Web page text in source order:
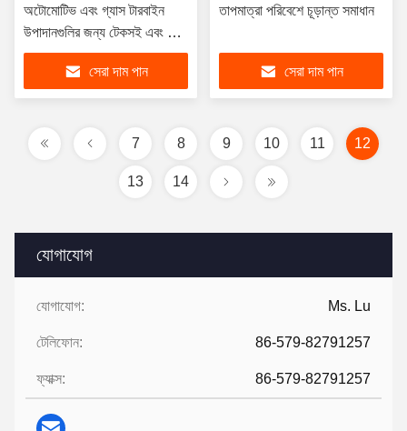
যোগাযোগ
যোগাযোগ: Ms. Lu
টেলিফোন: 86-579-82791257
ফ্যাক্স: 86-579-82791257
অটোমোটিভ এবং গ্যাস টারবাইন
উপাদানগুলির জন্য টেকসই এবং উচ্চ
তাপমাত্রা প্রতিরোধী উপাদান
সেরা দাম পান
তাপমাত্রা পরিবেশে চূড়ান্ত সমাধান
সেরা দাম পান
7 8 9 10 11 12
13 14